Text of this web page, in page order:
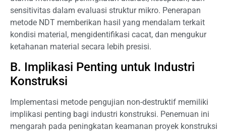
sensitivitas dalam evaluasi struktur mikro. Penerapan
metode NDT memberikan hasil yang mendalam terkait
kondisi material, mengidentifikasi cacat, dan mengukur
ketahanan material secara lebih presisi.
B. Implikasi Penting untuk Industri
Konstruksi
Implementasi metode pengujian non-destruktif memiliki
implikasi penting bagi industri konstruksi. Penemuan ini
mengarah pada peningkatan keamanan proyek konstruksi